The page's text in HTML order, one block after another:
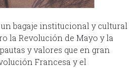
bagaje institucional y cultural
la Revolución de Mayo y la
y valores que en gran
Francesa y el